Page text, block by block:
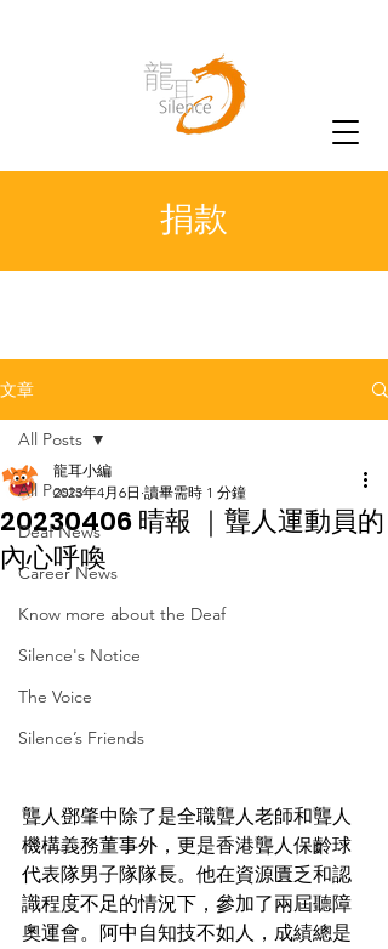
捐款
文章
All Posts
Deaf News
Career News
Know more about the Deaf
Silence's Notice
The Voice
Silence’s Friends
All Posts
20230406 晴報 ｜聾人運動員的
內心呼喚
龍耳小編
2023年4月6日 讀畢需時 1 分鐘
聾人鄧肇中除了是全職聾人老師和聾人
機構義務董事外，更是香港聾人保齡球
代表隊男子隊隊長。他在資源匱乏和認
識程度不足的情況下，參加了兩屆聽障
奧運會。阿中自知技不如人，成績總是